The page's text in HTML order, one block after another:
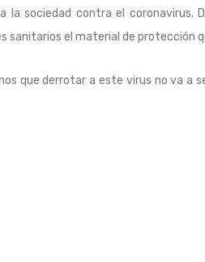
sociedad contra el coronavirus.
sanitarios el material de protección
que derrotar a este virus no va a